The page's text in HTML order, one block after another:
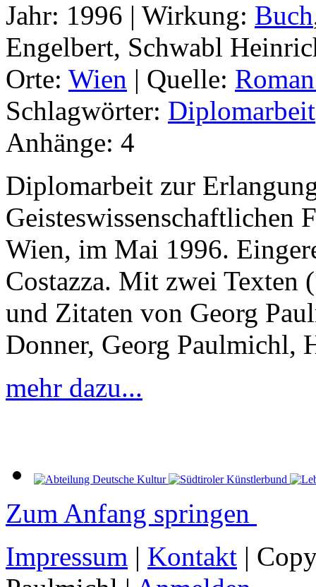
Jahr: 1996 | Wirkung: Buch
Engelbert, Schwabl
Orte: Wien | Quelle:
Schlagwörter: Diplomarbeit
Anhänge: 4
Diplomarbeit zur
Geisteswissenschaftlichen
Wien, im Mai 1996.
Costazza. Mit zwei Texten
und Zitaten von Georg
Donner, Georg
mehr dazu...
Zum Anfang springen
Impressum | Kontakt |